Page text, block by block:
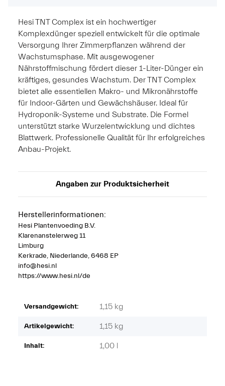
Hesi TNT Complex ist ein hochwertiger
Komplexdünger speziell entwickelt für die optimale
Versorgung Ihrer Zimmerpflanzen während der
Wachstumsphase. Mit ausgewogener
Nährstoffmischung fördert dieser 1-Liter-Dünger ein
kräftiges, gesundes Wachstum. Der TNT Complex
bietet alle essentiellen Makro- und Mikronährstoffe
für Indoor-Gärten und Gewächshäuser. Ideal für
Hydroponik-Systeme und Substrate. Die Formel
unterstützt starke Wurzelentwicklung und dichtes
Blattwerk. Professionelle Qualität für Ihr erfolgreiches
Anbau-Projekt.
Angaben zur Produktsicherheit
Herstellerinformationen:
Hesi Plantenvoeding B.V.
Klarenanstelerweg 11
Limburg
Kerkrade, Niederlande, 6468 EP
info@hesi.nl
https://www.hesi.nl/de
Versandgewicht: 1,15 kg
Artikelgewicht: 1,15 kg
Inhalt: 1,00 l